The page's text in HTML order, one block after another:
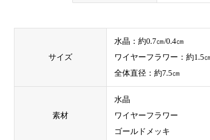
サイズ
水晶：約0.7㎝/0.4㎝
ワイヤーフラワー：約1.5
全体直径：約7.5㎝
素材
水晶
ワイヤーフラワー
ゴールドメッキ